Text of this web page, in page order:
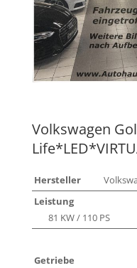
Volkswagen
Hersteller
Leistung
81 KW / 110 PS
Getriebe